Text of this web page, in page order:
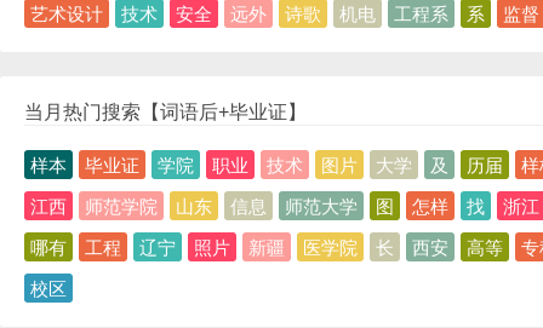
艺术设计
技术 安全 远外 诗歌 机电 工程系 系 监督
当月热门搜索【词语后+毕业证】
样本 毕业证 学院 职业 技术 图片 大学 及 历届
江西
师范学院 山东 信息 师范大学 图 怎样 找
浙江
哪有
工程 辽宁 照片 新疆 医学院 长 西安 高等
校区